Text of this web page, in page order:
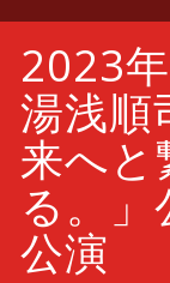
キ
2023
湯浅順
来へと
る。」
公演